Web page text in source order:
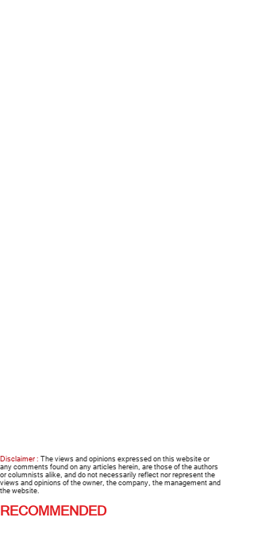
Disclaimer : The views and opinions expressed on this website or
any comments found on any articles herein, are those of the authors
or columnists alike, and do not necessarily reflect nor represent the
views and opinions of the owner, the company, the management and
the website.
RECOMMENDED